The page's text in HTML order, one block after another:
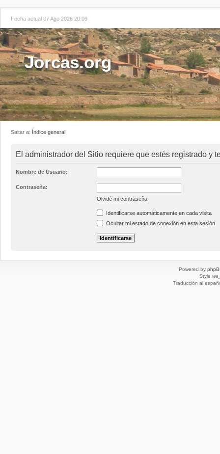
Fecha actual 07 Ago 2026 20:09
Jorcas.org
Saltar a: Índice general
El administrador del Sitio requiere que estés registrado y
Nombre de Usuario:
Contraseña:
Olvidé mi contraseña
Identificarse automáticamente en cada visita
Ocultar mi estado de conexión en esta sesión
Powered by
Style
Traducción al